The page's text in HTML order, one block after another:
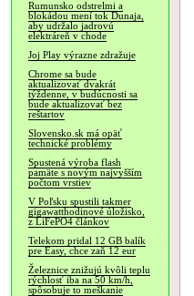
Rumunsko odstrelmi a
blokádou mení tok Dunaja,
aby udržalo jadrovú
elektráreň v chode
Joj Play výrazne zdražuje
Chrome sa bude
aktualizovať dvakrát
týždenne, v budúcnosti sa
bude aktualizovať bez
reštartov
Slovensko.sk má opäť
technické problémy
Spustená výroba flash
pamäte s novým najvyšším
počtom vrstiev
V Poľsku spustili takmer
gigawatthodinové úložisko,
z LiFePO4 článkov
Telekom pridal 12 GB balík
pre Easy, chce zaň 12 eur
Železnice znižujú kvôli teplu
rýchlosť iba na 50 km/h,
spôsobuje to meškanie